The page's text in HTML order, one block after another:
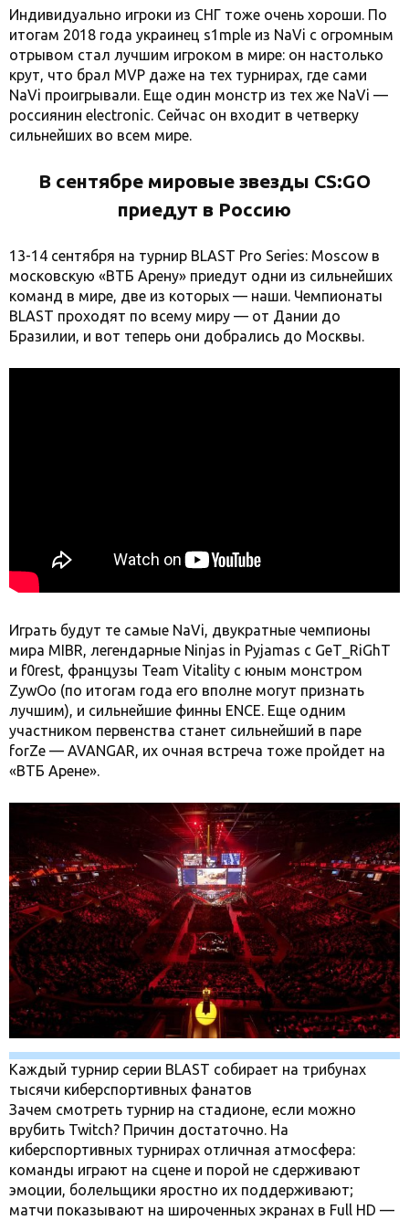
Индивидуально игроки из СНГ тоже очень хороши. По
итогам 2018 года украинец s1mple из NaVi с огромным
отрывом стал лучшим игроком в мире: он настолько
крут, что брал MVP даже на тех турнирах, где сами
NaVi проигрывали. Еще один монстр из тех же NaVi —
россиянин electronic. Сейчас он входит в четверку
сильнейших во всем мире.
В сентябре мировые звезды CS:GO
приедут в Россию
13-14 сентября на турнир BLAST Pro Series: Moscow в
московскую «ВТБ Арену» приедут одни из сильнейших
команд в мире, две из которых — наши. Чемпионаты
BLAST проходят по всему миру — от Дании до
Бразилии, и вот теперь они добрались до Москвы.
Играть будут те самые NaVi, двукратные чемпионы
мира MIBR, легендарные Ninjas in Pyjamas с GeT_RiGhT
и f0rest, французы Team Vitality с юным монстром
ZywOo (по итогам года его вполне могут признать
лучшим), и сильнейшие финны ENCE. Еще одним
участником первенства станет сильнейший в паре
forZe — AVANGAR, их очная встреча тоже пройдет на
«ВТБ Арене».
Каждый турнир серии BLAST собирает на трибунах
тысячи киберспортивных фанатов
Зачем смотреть турнир на стадионе, если можно
врубить Twitch? Причин достаточно. На
киберспортивных турнирах отличная атмосфера:
команды играют на сцене и порой не сдерживают
эмоции, болельщики яростно их поддерживают;
матчи показывают на широченных экранах в Full HD —